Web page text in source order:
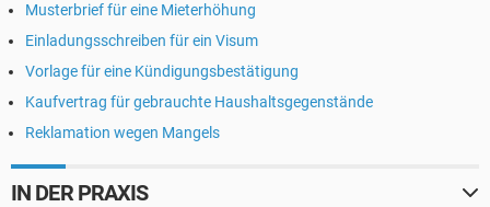
Musterbrief für eine Mieterhöhung
Einladungsschreiben für ein Visum
Vorlage für eine Kündigungsbestätigung
Kaufvertrag für gebrauchte Haushaltsgegenstände
Reklamation wegen Mangels
IN DER PRAXIS